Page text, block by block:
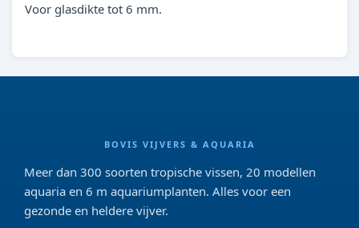
Voor glasdikte tot 6 mm.
BOVIS VIJVERS & AQUARIA
Meer dan 300 soorten tropische vissen, 20 modellen
aquaria en 6 m aquariumplanten. Alles voor een
gezonde en heldere vijver.